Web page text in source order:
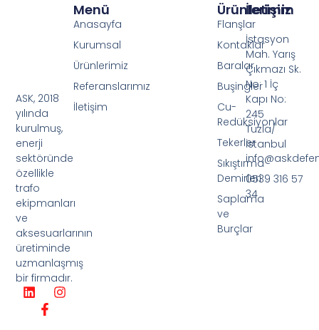
ASK, 2018
yılında
kurulmuş,
enerji
sektöründe
özellikle
trafo
ekipmanları
ve
aksesuarlarının
üretiminde
uzmanlaşmış
bir firmadır.
Ürünlerimiz
Flanşlar
Kontaklar
Baralar
Buşingler
Cu-
Redüksiyonlar
Tekerler
Sıkıştırma
Demirleri
Saplama
ve
Burçlar
Menü
Anasayfa
Kurumsal
Ürünlerimiz
Referanslarımız
İletişim
İletişim
İstasyon
Mah. Yarış
Çıkmazı Sk.
No: 1 İç
Kapı No:
245
Tuzla/
İstanbul
0539 316 57
34